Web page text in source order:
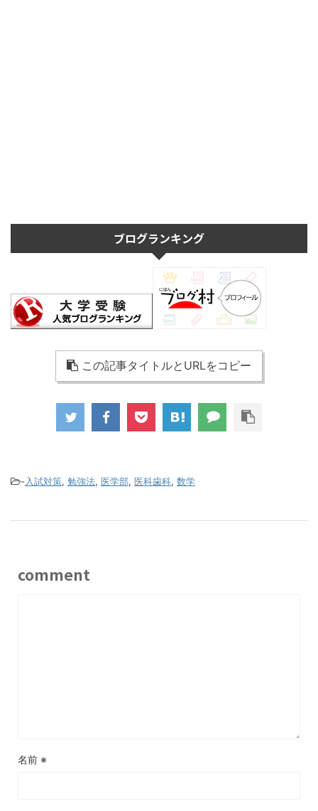
ブログランキング
この記事タイトルとURLをコピー
- 入試対策, 勉強法, 医学部, 医科歯科, 数学
comment
名前 ※